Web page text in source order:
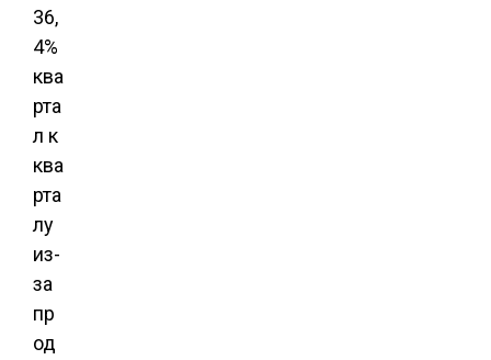
36,
4%
ква
рта
л к
ква
рта
лу
из-
за
пр
од